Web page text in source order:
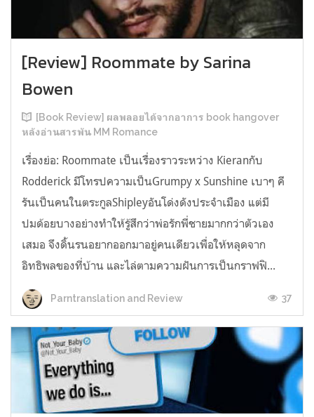
[Review] Roommate by Sarina
Bowen
[Book Review] ผลพลอยได้จากอาการ book hangover
หลังอ่านสารพัน MM Romance
เรื่องย่อ: Roommate เป็นเรื่องราวระหว่าง Kieranกับ
Rodderick มีโทรปความเป็นGrumpy x Sunshine เบาๆ คี
รันเป็นคนในตระกูลShipleyอันโด่งดังประจำเมือง แต่มี
ปมด้อยบางอย่างทำให้รู้สึกว่าพ่อรักพี่ชายมากกว่าตัวเอง
เสมอ จึงดิ้นรนอยากออกมาอยู่คนเดียวเพื่อให้หลุดจาก
อิทธิพลของที่บ้าน และไล่ตามความฝันการเป็นกราฟฟิ...
Parntranslation and Review 37